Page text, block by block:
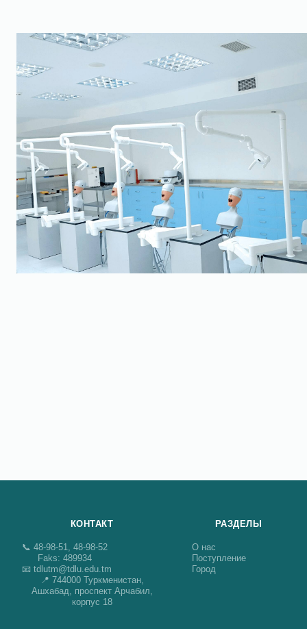
КОНТАКТ
📞 48-98-51, 48-98-52
Faks: 489934
📧 tdlutm@tdlu.edu.tm
📍 744000 Туркменистан,
Ашхабад, проспект Арчабил,
корпус 18
РАЗДЕЛЫ
О нас
Поступление
Город